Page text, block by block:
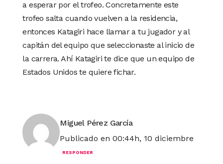
a esperar por el trofeo. Concretamente este
trofeo salta cuando vuelven a la residencia,
entonces Katagiri hace llamar a tu jugador y al
capitán del equipo que seleccionaste al inicio de
la carrera. Ahí Katagiri te dice que un equipo de
Estados Unidos te quiere fichar.
Miguel Pérez García
Publicado en 00:44h, 10 diciembre
RESPONDER